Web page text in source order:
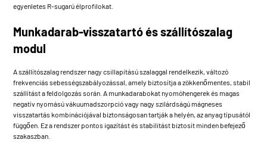
egyenletes R-sugarú élprofilokat.
Munkadarab-visszatartó és szállítószalag
modul
A szállítószalag rendszer nagy csillapítású szalaggal rendelkezik, változó
frekvenciás sebességszabályozással, amely biztosítja a zökkenőmentes, stabil
szállítást a feldolgozás során. A munkadarabokat nyomóhengerek és magas
negatív nyomású vákuumadszorpció vagy nagy szilárdságú mágneses
visszatartás kombinációjával biztonságosan tartják a helyén, az anyag típusától
függően. Ez a rendszer pontos igazítást és stabilitást biztosít minden befejező
szakaszban.